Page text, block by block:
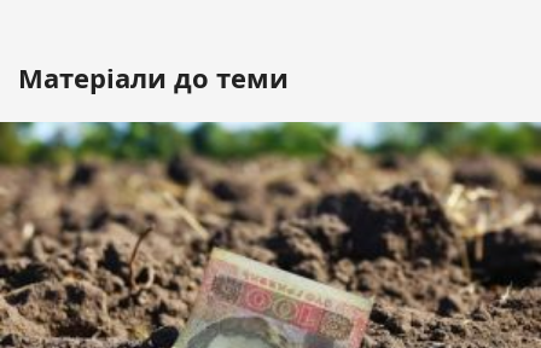
Матеріали до теми